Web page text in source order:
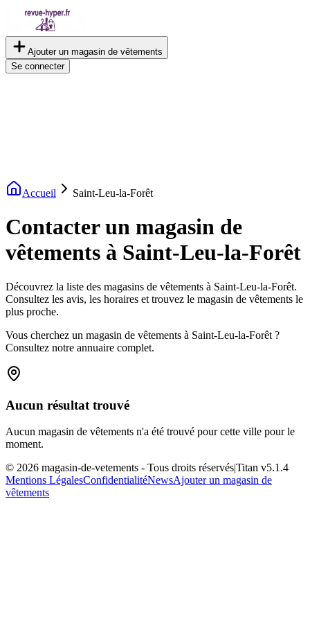
Ajouter un magasin de vêtements
Se connecter
Accueil Saint-Leu-la-Forêt
Contacter un magasin de
vêtements à Saint-Leu-la-Forêt
Découvrez la liste des magasins de vêtements à Saint-Leu-la-Forêt.
Consultez les avis, les horaires et trouvez le magasin de vêtements le
plus proche.
Vous cherchez un magasin de vêtements à Saint-Leu-la-Forêt ?
Consultez notre annuaire complet.
Aucun résultat trouvé
Aucun magasin de vêtements n'a été trouvé pour cette ville pour le
moment.
© 2026 magasin-de-vetements - Tous droits réservés|Titan v5.1.4
Mentions LégalesConfidentialitéNewsAjouter un magasin de
vêtements